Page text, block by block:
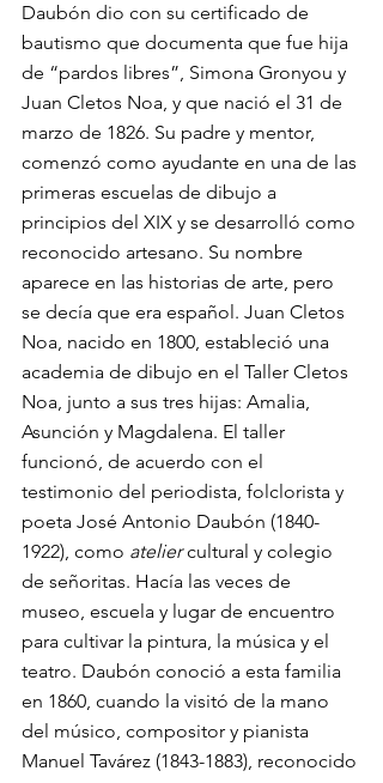
Daubón dio con su certificado de
bautismo que documenta que fue hija
de “pardos libres”, Simona Gronyou y
Juan Cletos Noa, y que nació el 31 de
marzo de 1826. Su padre y mentor,
comenzó como ayudante en una de las
primeras escuelas de dibujo a
principios del XIX y se desarrolló como
reconocido artesano. Su nombre
aparece en las historias de arte, pero
se decía que era español. Juan Cletos
Noa, nacido en 1800, estableció una
academia de dibujo en el Taller Cletos
Noa, junto a sus tres hijas: Amalia,
Asunción y Magdalena. El taller
funcionó, de acuerdo con el
testimonio del periodista, folclorista y
poeta José Antonio Daubón (1840-
1922), como atelier cultural y colegio
de señoritas. Hacía las veces de
museo, escuela y lugar de encuentro
para cultivar la pintura, la música y el
teatro. Daubón conoció a esta familia
en 1860, cuando la visitó de la mano
del músico, compositor y pianista
Manuel Tavárez (1843-1883), reconocido